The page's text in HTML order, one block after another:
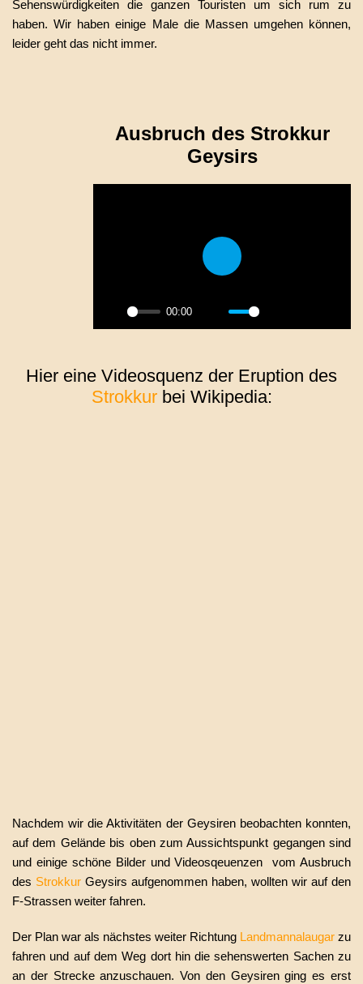
Sehenswürdigkeiten die ganzen Touristen um sich rum zu
haben. Wir haben einige Male die Massen umgehen können,
leider geht das nicht immer.
Ausbruch des Strokkur
Geysirs
Play
00:00
Mute Settings
PIP
Enter
Play
Hier eine Videosquenz der Eruption des
Strokkur bei Wikipedia:
Nachdem wir die Aktivitäten der Geysiren beobachten konnten,
auf dem Gelände bis oben zum Aussichtspunkt gegangen sind
und einige schöne Bilder und Videosqeuenzen vom Ausbruch
des Strokkur Geysirs aufgenommen haben, wollten wir auf den
F-Strassen weiter fahren.
Der Plan war als nächstes weiter Richtung Landmannalaugar zu
fahren und auf dem Weg dort hin die sehenswerten Sachen zu
an der Strecke anzuschauen.Von den Geysiren ging es erst